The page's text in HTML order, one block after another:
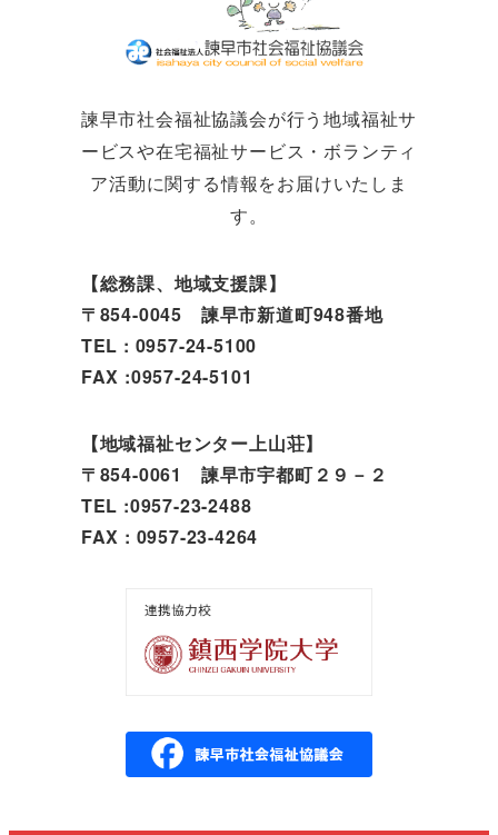
諫早市社会福祉協議会が行う地域福祉サ
ービスや在宅福祉サービス・ボランティ
ア活動に関する情報をお届けいたしま
す。
【総務課、地域支援課】
〒854-0045 諫早市新道町948番地
TEL : 0957-24-5100
FAX :0957-24-5101
【地域福祉センター上山荘】
〒854-0061 諫早市宇都町２９－２
TEL :0957-23-2488
FAX : 0957-23-4264